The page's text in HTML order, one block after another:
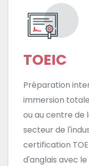
TOEIC
Préparation
immersion
ou au centre de
secteur de
certification
d'anglais avec